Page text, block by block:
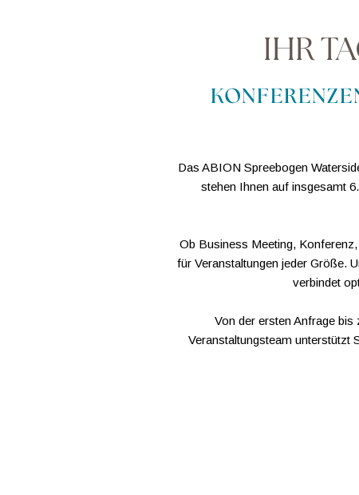
IHR
Das ABION Spreebogen
stehen Ihnen auf insgesamt
Ob Business Meeting,
für Veranstaltungen jeder Größe.
verbindet
Von der ersten Anfrage bis
Veranstaltungsteam unterstützt